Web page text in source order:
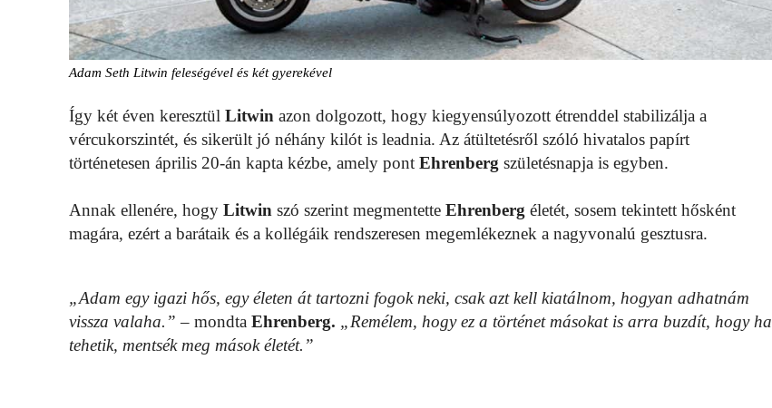
Adam Seth Litwin feleségével és két gyerekével
Így két éven keresztül Litwin azon dolgozott, hogy kiegyensúlyozott étrenddel stabilizálja a
vércukorszintét, és sikerült jó néhány kilót is leadnia. Az átültetésről szóló hivatalos papírt
történetesen április 20-án kapta kézbe, amely pont Ehrenberg születésnapja is egyben.
Annak ellenére, hogy Litwin szó szerint megmentette Ehrenberg életét, sosem tekintett hősként
magára, ezért a barátaik és a kollégáik rendszeresen megemlékeznek a nagyvonalú gesztusra.
„Adam egy igazi hős, egy életen át tartozni fogok neki, csak azt kell kiatálnom, hogyan adhatnám
vissza valaha.” – mondta Ehrenberg. „Remélem, hogy ez a történet másokat is arra buzdít, hogy ha
tehetik, mentsék meg mások életét.”